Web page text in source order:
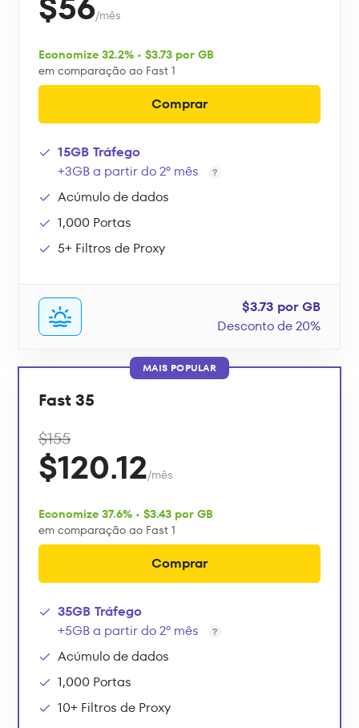
/mês
Economize 32.2% • $3.73 por GB
em comparação ao Fast 1
Comprar
15GB Tráfego
+3GB a partir do 2º mês
Acúmulo de dados
1,000 Portas
5+ Filtros de Proxy
$3.73 por GB
Desconto de 20%
MAIS POPULAR
Fast 35
$155
$120.12/mês
Economize 37.6% • $3.43 por GB
em comparação ao Fast 1
Comprar
35GB Tráfego
+5GB a partir do 2º mês
Acúmulo de dados
1,000 Portas
10+ Filtros de Proxy